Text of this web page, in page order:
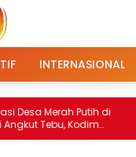
INTERNASIONAL
Putih di
Kodim